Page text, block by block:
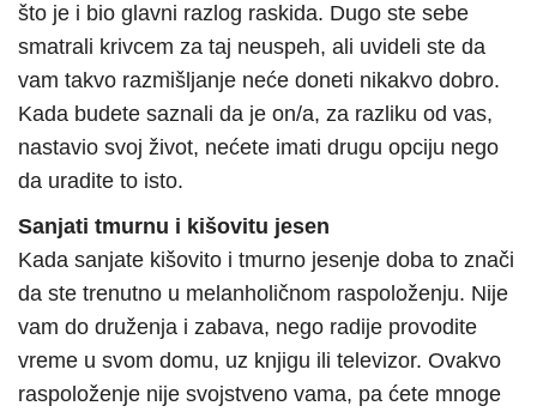
što je i bio glavni razlog raskida. Dugo ste sebe
smatrali krivcem za taj neuspeh, ali uvideli ste da
vam takvo razmišljanje neće doneti nikakvo dobro.
Kada budete saznali da je on/a, za razliku od vas,
nastavio svoj život, nećete imati drugu opciju nego
da uradite to isto.
Sanjati tmurnu i kišovitu jesen
Kada sanjate kišovito i tmurno jesenje doba to znači
da ste trenutno u melanholičnom raspoloženju. Nije
vam do druženja i zabava, nego radije provodite
vreme u svom domu, uz knjigu ili televizor. Ovakvo
raspoloženje nije svojstveno vama, pa ćete mnoge